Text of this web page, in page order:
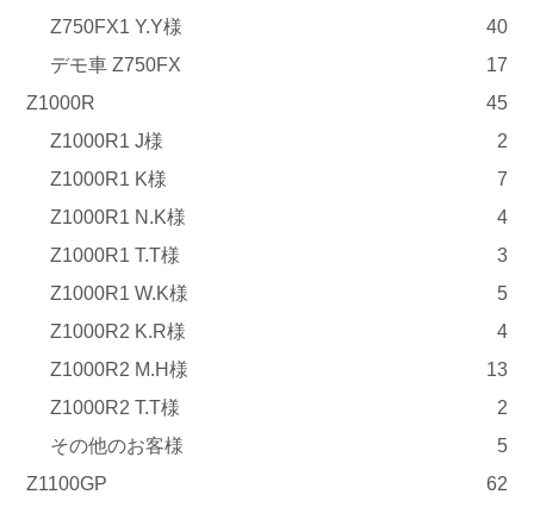
Z750FX1 Y.Y様
40
デモ車 Z750FX
17
Z1000R
45
Z1000R1 J様
2
Z1000R1 K様
7
Z1000R1 N.K様
4
Z1000R1 T.T様
3
Z1000R1 W.K様
5
Z1000R2 K.R様
4
Z1000R2 M.H様
13
Z1000R2 T.T様
2
その他のお客様
5
Z1100GP
62